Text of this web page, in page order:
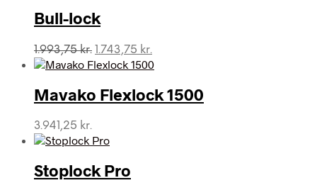
Bull-lock
1.993,75kr. Den
oprindelige
var:
1.993,75 kr..
1.743,75 kr.
aktuelle
er:
1.743,75 kr..
Mavako Flexlock 1500
3.941,25 kr.
Stoplock Pro